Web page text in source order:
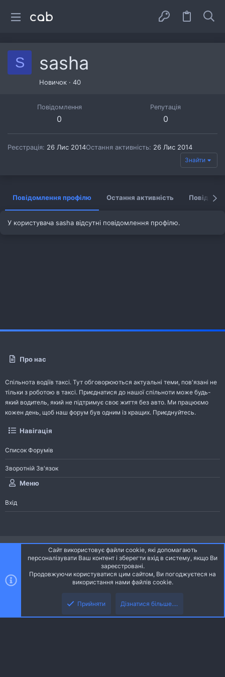
S sasha
Новичок · 40
Повідомлення
0
Репутація
0
Реєстрація 26 Лис 2014Остання активність 26 Лис 2014
Знайти
Повідомлення профілю Остання активність
У користувача sasha відсутні повідомлення профілю.
Про нас
Спільнота водіїв таксі. Тут обговорюються актуальні теми, пов'язані не
тільки з роботою в таксі. Приєднатися до нашої спільноти може будь-
який водитель, який не підтримує своє життя без авто. Ми працюємо
кожен день, щоб наш форум був одним із кращих. Приєднуйтесь.
Навігація
Список Форумів
Зворотній Зв'язок
Меню
Вхід
Ніч
Українська (UA)
S
Community platform by XenForo® © 2010-2026 XenForo Ltd.
Community platform by XenForo © 2010-2022 XenForo Ltd. | dev: Pages
Сайт використовує файли cookie, які допомагають
персоналізувати Ваш контент і зберегти вхід в систему, якщо Ви
зареєстровані.
Продовжуючи користуватися цим сайтом, Ви погоджуєтеся на
використання нами файлів cookie.
Прийняти Дізнатися більше....